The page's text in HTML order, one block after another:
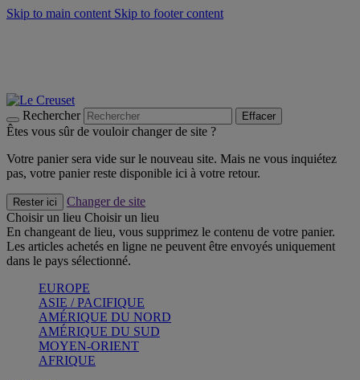
Skip to main content Skip to footer content
Rechercher Effacer
Êtes vous sûr de vouloir changer de site ?
Votre panier sera vide sur le nouveau site. Mais ne vous inquiétez
pas, votre panier reste disponible ici à votre retour.
Rester ici
Changer de site
Choisir un lieu Choisir un lieu
En changeant de lieu, vous supprimez le contenu de votre panier.
Les articles achetés en ligne ne peuvent être envoyés uniquement
dans le pays sélectionné.
EUROPE
ASIE / PACIFIQUE
AMÉRIQUE DU NORD
AMÉRIQUE DU SUD
MOYEN-ORIENT
AFRIQUE